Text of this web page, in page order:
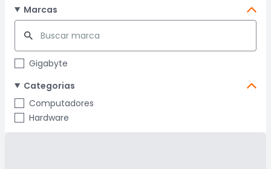
Marcas
Gigabyte
Categorias
Computadores
Hardware